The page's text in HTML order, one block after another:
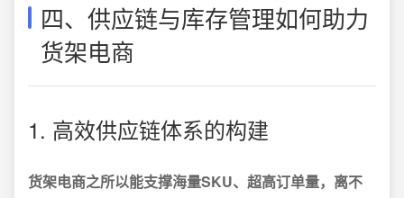
四、供应链与库存管理如何助力
货架电商
1. 高效供应链体系的构建
货架电商之所以能支撑海量SKU、超高订单量，离不